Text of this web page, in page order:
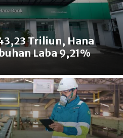
Triliun, Hana
Laba 9,21%